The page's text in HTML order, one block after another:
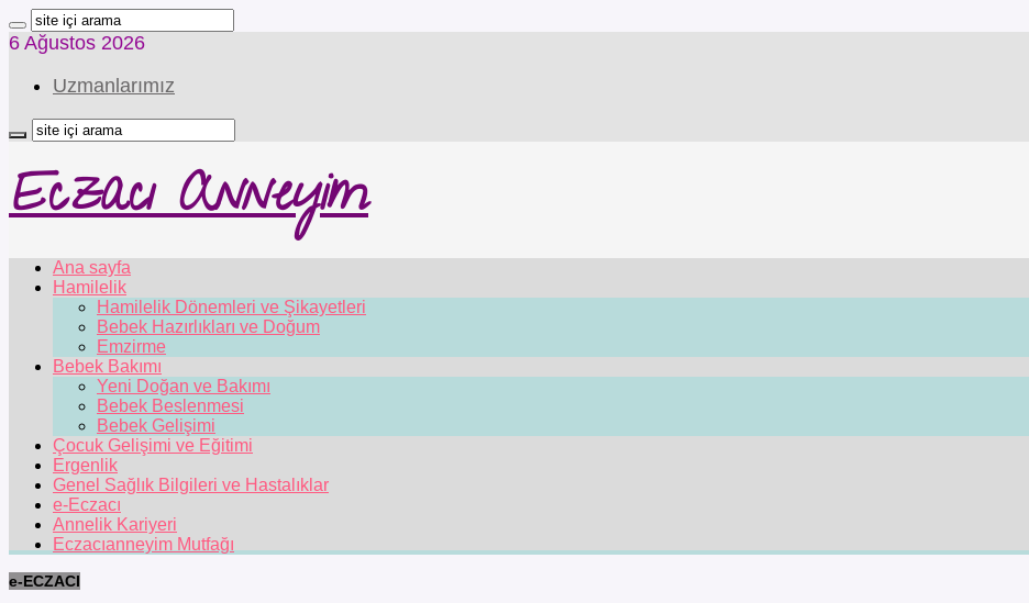
6 Ağustos 2026
Uzmanlarımız
Eczacı Anneyim
Ana sayfa
Hamilelik
Hamilelik Dönemleri ve Şikayetleri
Bebek Hazırlıkları ve Doğum
Emzirme
Bebek Bakımı
Yeni Doğan ve Bakımı
Bebek Beslenmesi
Bebek Gelişimi
Çocuk Gelişimi ve Eğitimi
Ergenlik
Genel Sağlık Bilgileri ve Hastalıklar
e-Eczacı
Annelik Kariyeri
Eczacıanneyim Mutfağı
e-ECZACI